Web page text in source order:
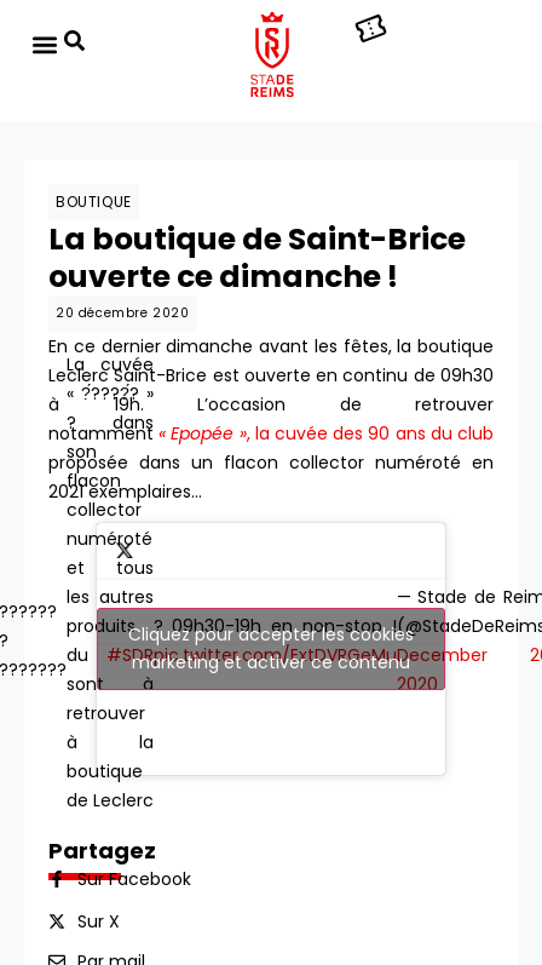
BOUTIQUE
La boutique de Saint-Brice
ouverte ce dimanche !
20 décembre 2020
En ce dernier dimanche avant les fêtes, la boutique
Leclerc Saint-Brice est ouverte en continu de 09h30
à 19h. L’occasion de retrouver
notamment« Epopée », la cuvée des 90 ans du club
proposée dans un flacon collector numéroté en
2021 exemplaires…
La cuvée
« ?́????́? »
? dans
son
flacon
collector
numéroté
et tous
les autres
produits
du #SDR
sont à
retrouver
à la
boutique
de Leclerc
Brice ce
dimanche
? 09h30-19h en non-stop !
pic.twitter.com/ExtDVRGeMu
— Stade de
December
2020
Cliquez pour accepter les cookies
marketing et activer ce contenu
Partagez
Sur Facebook
Sur X